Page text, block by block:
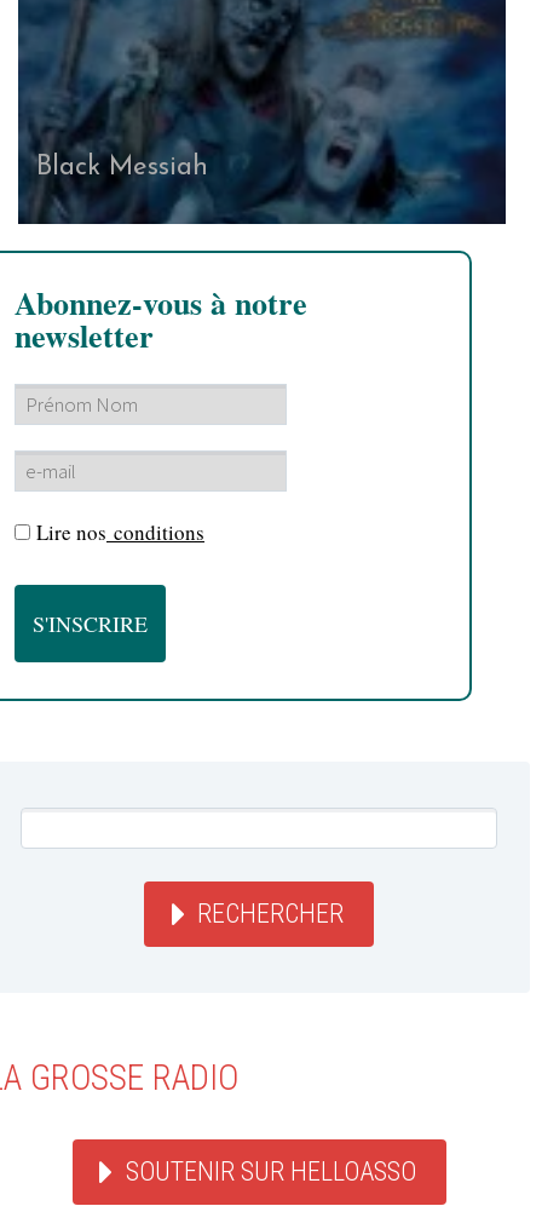
Black Messiah
Abonnez-vous à notre
newsletter
Lire nos conditions
RECHERCHER
GROSSE RADIO
SOUTENIR SUR HELLOASSO